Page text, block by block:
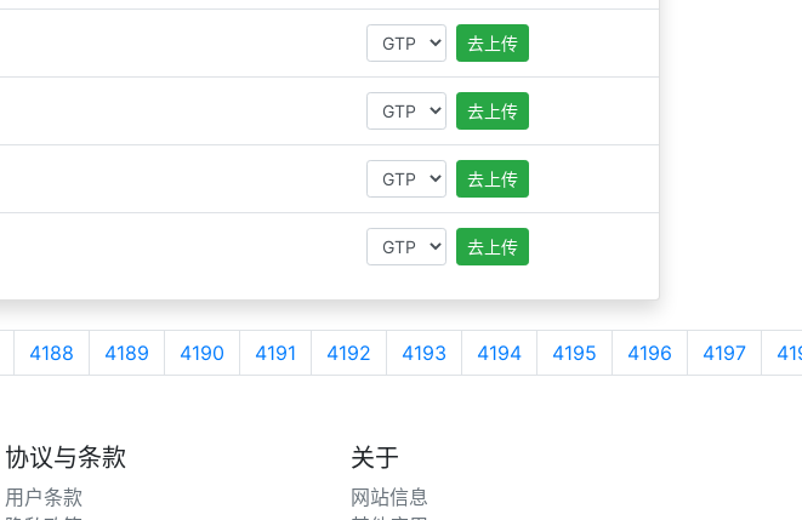
去上传
去上传
去上传
去上传
4188 4189 4190 4191 4192 4193 4194 4195 4196 4197
协议与条款
用户条款
关于
网站信息